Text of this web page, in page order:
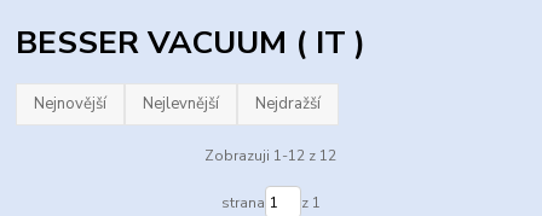
BESSER VACUUM ( IT )
Nejnovější Nejlevnější Nejdražší
Zobrazuji 1-12 z 12
strana z 1